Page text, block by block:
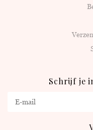
Schrijf je